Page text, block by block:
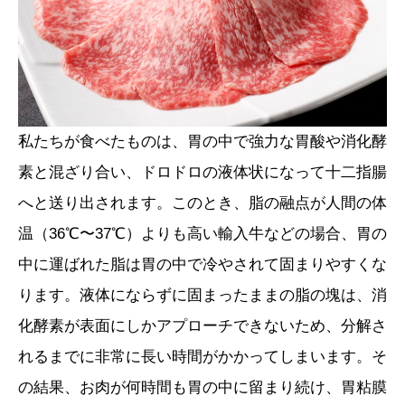
私たちが食べたものは、胃の中で強力な胃酸や消化酵
素と混ざり合い、ドロドロの液体状になって十二指腸
へと送り出されます。このとき、脂の融点が人間の体
温（36℃〜37℃）よりも高い輸入牛などの場合、胃の
中に運ばれた脂は胃の中で冷やされて固まりやすくな
ります。液体にならずに固まったままの脂の塊は、消
化酵素が表面にしかアプローチできないため、分解さ
れるまでに非常に長い時間がかかってしまいます。そ
の結果、お肉が何時間も胃の中に留まり続け、胃粘膜